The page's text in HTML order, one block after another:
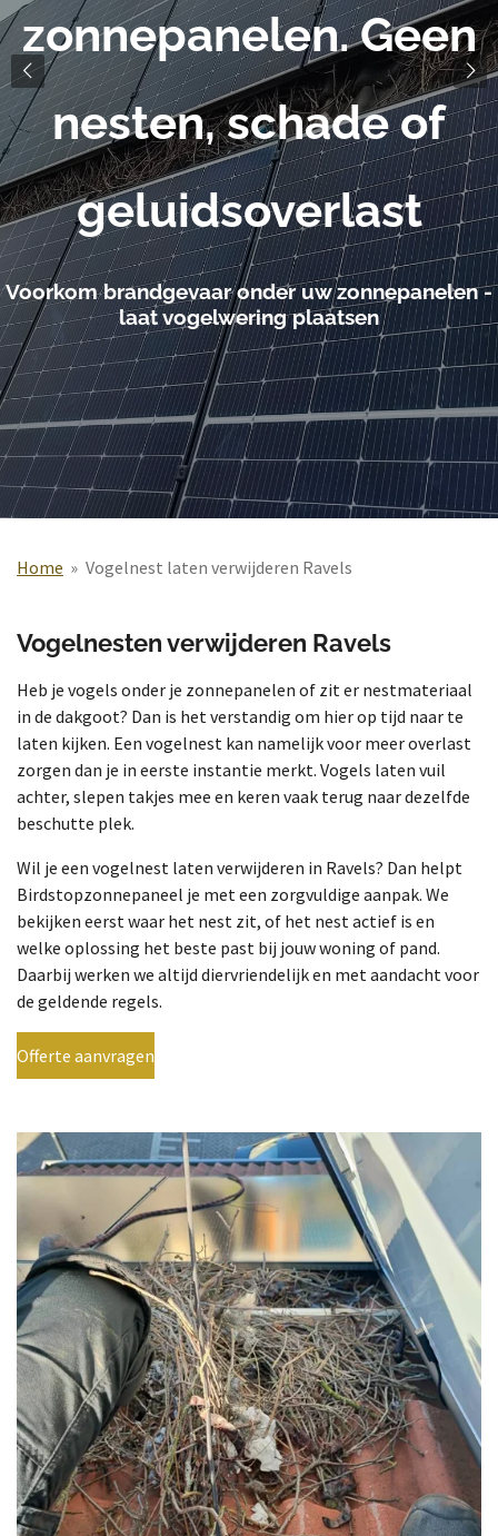
Nederland & België
Vraag direct uw offerte aan
Home » Vogelnest laten verwijderen Ravels
Vogelnesten verwijderen Ravels
Heb je vogels onder je zonnepanelen of zit er nestmateriaal
in de dakgoot? Dan is het verstandig om hier op tijd naar te
laten kijken. Een vogelnest kan namelijk voor meer overlast
zorgen dan je in eerste instantie merkt. Vogels laten vuil
achter, slepen takjes mee en keren vaak terug naar dezelfde
beschutte plek.
Wil je een vogelnest laten verwijderen in Ravels? Dan helpt
Birdstopzonnepaneel je met een zorgvuldige aanpak. We
bekijken eerst waar het nest zit, of het nest actief is en
welke oplossing het beste past bij jouw woning of pand.
Daarbij werken we altijd diervriendelijk en met aandacht voor
de geldende regels.
Offerte aanvragen